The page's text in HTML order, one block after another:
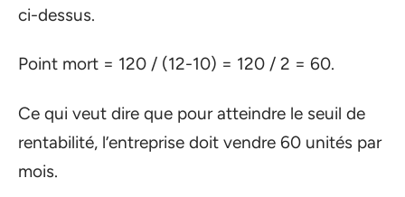
ci-dessus.
Point mort = 120 / (12-10) = 120 / 2 = 60.
Ce qui veut dire que pour atteindre le seuil de
rentabilité, l’entreprise doit vendre 60 unités par
mois.